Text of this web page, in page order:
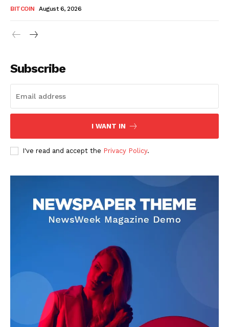
BITCOIN August 6, 2026
Subscribe
I WANT IN
I've read and accept the Privacy Policy.